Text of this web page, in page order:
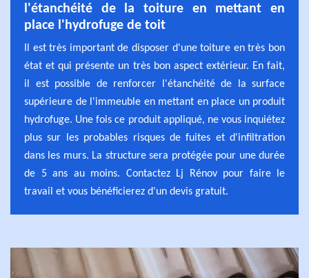
l'étanchéité de la toiture en mettant en
place l'hydrofuge de toit
Il est très important de disposer d'une toiture en très bon
état et qui présente un très bon aspect extérieur. En fait,
il est possible de renforcer l'étanchéité de la surface
supérieure de l'immeuble en mettant en place un produit
hydrofuge. Une fois ce produit appliqué, ne vous inquiétez
plus sur les probables risques de fuites et d'infiltration
dans les murs. La structure sera protégée pour une durée
de 5 ans au moins. Contactez Lj Rénov pour faire le
travail et vous bénéficierez d'un devis gratuit.